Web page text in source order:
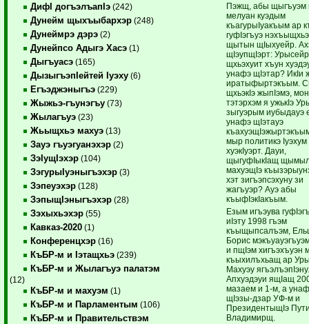
ДифI догъэлъапIэ (242)
Дунейм щыхъыбархэр (248)
Дунеймрэ дэрэ (2)
Дунейпсо Адыгэ Хасэ (1)
Дыгъуасэ (165)
ДызыгъэпIейтей Iуэху (6)
Егъэджэныгъэ (229)
Жыжьэ-гъунэгъу (73)
Жылагъуэ (23)
Жьыщхьэ махуэ (13)
Зауэ гъуэгуанэхэр (2)
ЗэIущIэхэр (104)
ЗэгурыIуэныгъэхэр (3)
Зэпеуэхэр (128)
ЗэпыщIэныгъэхэр (28)
Зэхыхьэхэр (55)
Кавказ-2020 (1)
Конференцхэр (16)
КъБР-м и Iэтащхьэ (239)
КъБР-м и Жылагъуэ палатэм
(12)
КъБР-м и махуэм (1)
КъБР-м и Парламентым (106)
КъБР-м и Правительствэм
Пэжщ, абы щыгъуэм
мелуан куэдым
къагурыIуакъым ар
гуфIэгъуэ
щытын щIыхуейр.
щIэупщIэрт: Урысейр
щхьэхуит хъун
унафэ щIэтар? ИкIи
иратыфыртэкъым.
щхьэкIэ жыпIэмэ,
тэтэрхэм я ужькIэ
зыгуэрым иубыдауэ
унафэ щIэтауэ
мыр политикэ Iуэхум
хуэкIуэрт. Дауи,
щыгуфIыкIащ
махуэщIэ
хэт зигъэпсэхуну зи
жагъуэр? Ауэ абы
къыфIэкIакъым.
Езым игъэува
иIэту 1998 гъэм
къыщыпсалъэм,
Борис
и пщIэм хигъэхъуэн
къыхилъхьащ ар
Махуэу ягъэлъэпIэну.
Апхуэдэуи ящIащ
мазаем и 1-м, а
щIэзы-дзар УФ-м и
ПрезидентыщIэ
Владимирщ.